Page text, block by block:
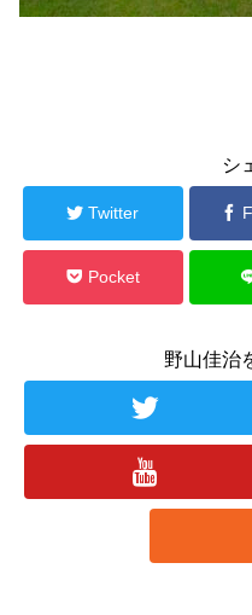
シ
Twitter
Pocket
野山佳治